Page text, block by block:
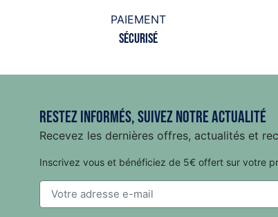
PAIEMENT
Sécurisé
Restez informés, suivez notre actualité
Recevez les dernières offres, actualités et
Inscrivez vous et bénéficiez de 5€ offert sur votre